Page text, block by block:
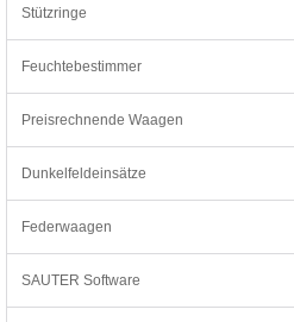
Stützringe
Feuchtebestimmer
Preisrechnende Waagen
Dunkelfeldeinsätze
Federwaagen
SAUTER Software